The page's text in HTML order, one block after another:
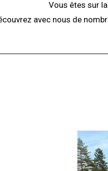
Vous êtes sur
avec nous de